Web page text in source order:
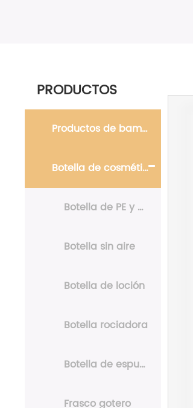
PRODUCTOS
Productos de bambú
Botella de cosméticos
Botella de PE y PET
Botella sin aire
Botella de loción
Botella rociadora
Botella de espuma
Frasco gotero